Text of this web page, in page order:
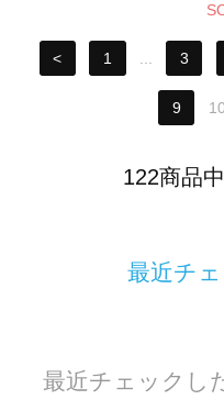
< 1 3
9 10
122商品
最近チ
最近チェックし